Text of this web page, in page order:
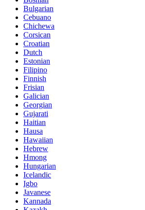
Bulgarian
Cebuano
Chichewa
Corsican
Croatian
Dutch
Estonian
Filipino
Finnish
Frisian
Galician
Georgian
Gujarati
Haitian
Hausa
Hawaiian
Hebrew
Hmong
Hungarian
Icelandic
Igbo
Javanese
Kannada